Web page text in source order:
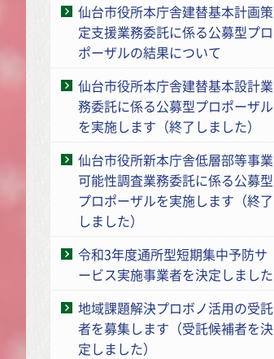
仙台市役所本庁舎建替基本計画策
定支援業務委託に係る公募型プロ
ポーザルの結果について
仙台市役所本庁舎建替基本設計業
務委託に係る公募型プロポーザル
を実施します（終了しました）
仙台市役所新本庁舎低層部等事業
可能性調査業務委託に係る公募型
プロポーザルを実施します（終了
しました）
令和3年度通所型短期集中予防サ
ービス実施事業者を決定しました
地域課題解決プロボノ活用の受託
者を募集します（受託候補者を決
定しました）